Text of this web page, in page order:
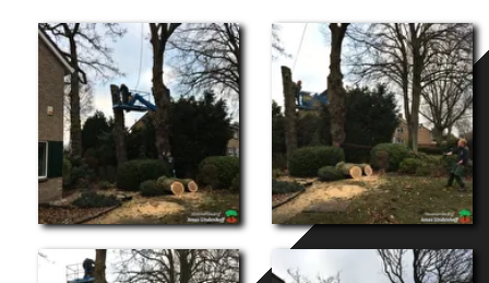
Foto
album
overslaan